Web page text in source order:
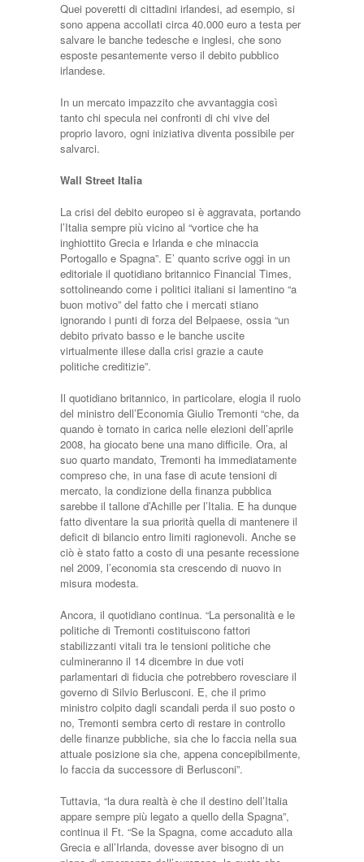
Quei poveretti di cittadini irlandesi, ad esempio, si
sono appena accollati circa 40.000 euro a testa per
salvare le banche tedesche e inglesi, che sono
esposte pesantemente verso il debito pubblico
irlandese.
In un mercato impazzito che avvantaggia così
tanto chi specula nei confronti di chi vive del
proprio lavoro, ogni iniziativa diventa possibile per
salvarci.
Wall Street Italia
La crisi del debito europeo si è aggravata, portando
l’Italia sempre più vicino al “vortice che ha
inghiottito Grecia e Irlanda e che minaccia
Portogallo e Spagna”. E’ quanto scrive oggi in un
editoriale il quotidiano britannico Financial Times,
sottolineando come i politici italiani si lamentino “a
buon motivo” del fatto che i mercati stiano
ignorando i punti di forza del Belpaese, ossia “un
debito privato basso e le banche uscite
virtualmente illese dalla crisi grazie a caute
politiche creditizie”.
Il quotidiano britannico, in particolare, elogia il ruolo
del ministro dell’Economia Giulio Tremonti “che, da
quando è tornato in carica nelle elezioni dell’aprile
2008, ha giocato bene una mano difficile. Ora, al
suo quarto mandato, Tremonti ha immediatamente
compreso che, in una fase di acute tensioni di
mercato, la condizione della finanza pubblica
sarebbe il tallone d’Achille per l’Italia. E ha dunque
fatto diventare la sua priorità quella di mantenere il
deficit di bilancio entro limiti ragionevoli. Anche se
ciò è stato fatto a costo di una pesante recessione
nel 2009, l’economia sta crescendo di nuovo in
misura modesta.
Ancora, il quotidiano continua. “La personalità e le
politiche di Tremonti costituiscono fattori
stabilizzanti vitali tra le tensioni politiche che
culmineranno il 14 dicembre in due voti
parlamentari di fiducia che potrebbero rovesciare il
governo di Silvio Berlusconi. E, che il primo
ministro colpito dagli scandali perda il suo posto o
no, Tremonti sembra certo di restare in controllo
delle finanze pubbliche, sia che lo faccia nella sua
attuale posizione sia che, appena concepibilmente,
lo faccia da successore di Berlusconi”.
Tuttavia, “la dura realtà è che il destino dell’Italia
appare sempre più legato a quello della Spagna”,
continua il Ft. “Se la Spagna, come accaduto alla
Grecia e all’Irlanda, dovesse aver bisogno di un